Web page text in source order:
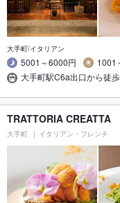
大手町/イタリアン
5001～6000円
1001
大手町駅C6a出口から徒
TRATTORIA CREATTA
大手町 イタリアン・フレンチ